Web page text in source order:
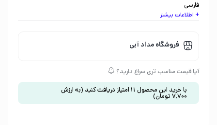
فارسی
اندازه کتاب:
گروه سنی :
کودک 3 تا 5 سال
داستان و رمان
نشان تجاری
1527031921630830000
+ اطلاعات بیشتر
فروشگاه مداد آبی
آیا قیمت مناسب تری سراغ دارید؟
با خرید این محصول 11 امتیاز دریافت کنید (به ارزش
7,700 تومان)